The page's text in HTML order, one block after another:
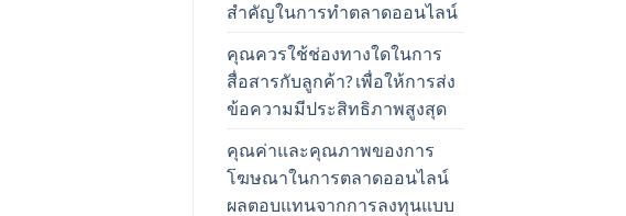
สำคัญในการทำตลาดออนไลน์
คุณควรใช้ช่องทางใดในการ
สื่อสารกับลูกค้า? เพื่อให้การส่ง
ข้อความมีประสิทธิภาพสูงสุด
คุณค่าและคุณภาพของการ
โฆษณาในการตลาดออนไลน์
ผลตอบแทนจากการลงทุนแบบ